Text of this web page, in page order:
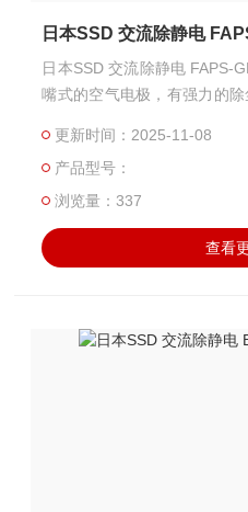
日本SSD 交流除静电
日本SSD 交流除静电 FAPS-
嘴式的空气电极，有强力的除
更新时间：2025-11-08
产品型号：
浏览量：337
查看